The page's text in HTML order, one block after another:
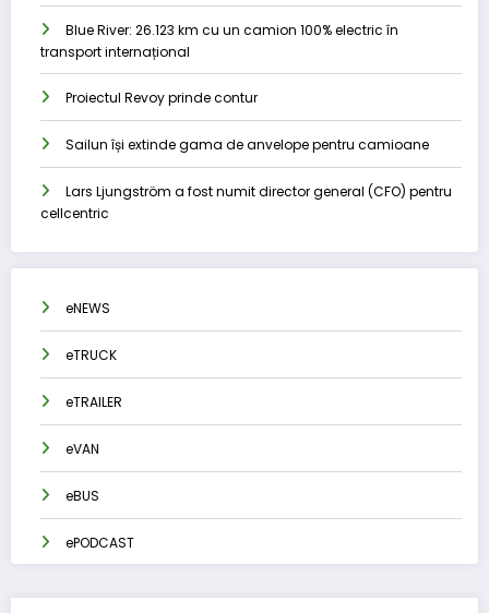
Blue River: 26.123 km cu un camion 100% electric în
transport internațional
Proiectul Revoy prinde contur
Sailun își extinde gama de anvelope pentru camioane
Lars Ljungström a fost numit director general (CFO) pentru
cellcentric
eNEWS
eTRUCK
eTRAILER
eVAN
eBUS
ePODCAST